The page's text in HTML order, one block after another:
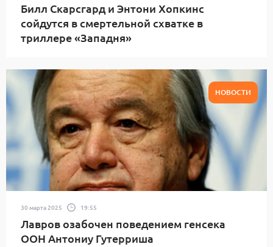
Билл Скарсгард и Энтони Хопкинс
сойдутся в смертельной схватке в
триллере «Западня»
НОВОСТИ
30 марта 2025 19:55
Лавров озабочен поведением генсека
ООН Антониу Гутерриша